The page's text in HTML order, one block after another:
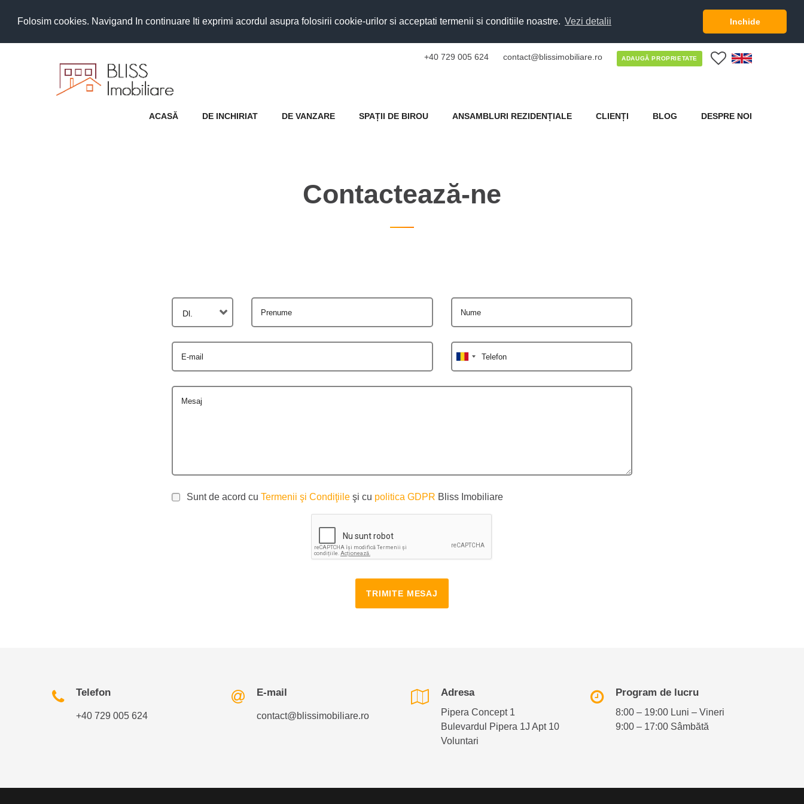
Folosim cookies. Navigand In continuare Iti exprimi acordul asupra folosirii cookie-urilor si acceptati termenii si conditiile noastre. Vezi detalii Inchide
+40 729 005 624 contact@blissimobiliare.ro ADAUGĂ PROPRIETATE
ACASĂ DE INCHIRIAT DE VANZARE SPAȚII DE BIROU ANSAMBLURI REZIDENȚIALE CLIENȚI BLOG DESPRE NOI
Contactează-ne
Dl. Prenume Nume
E-mail Telefon
Mesaj
Sunt de acord cu Termenii şi Condiţiile şi cu politica GDPR Bliss Imobiliare
TRIMITE MESAJ
Telefon
+40 729 005 624
E-mail
contact@blissimobiliare.ro
Adresa
Pipera Concept 1
Bulevardul Pipera 1J Apt 10
Voluntari
Program de lucru
8:00 – 19:00 Luni – Vineri
9:00 – 17:00 Sâmbătă